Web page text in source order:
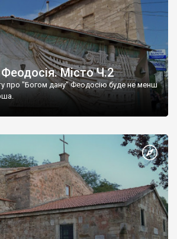
Місто Ч.2
про "Богом дану" Феодосію буде не менш